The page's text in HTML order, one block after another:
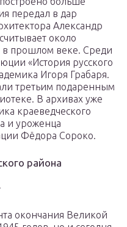
передал в дар
Александр
около
в прошлом веке. Среди
«История русского
Игоря Грабаря.
третьим подаренным
В архивах уже
краеведческого
и уроженца
Фёдора Сороко.
района
окончания Великой